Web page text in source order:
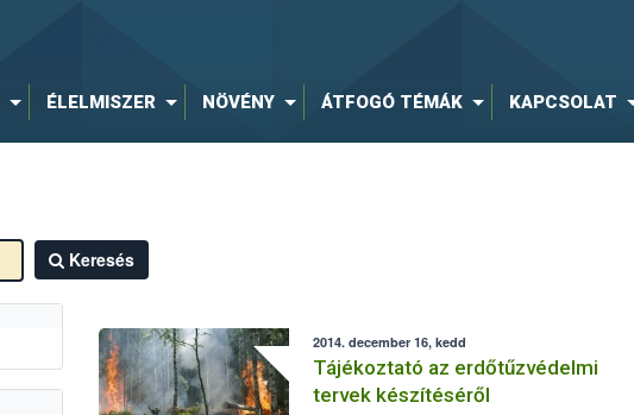
ÉLELMISZER NÖVÉNY ÁTFOGÓ TÉMÁK KAPCSOLAT
Keresés
2014. december 16, kedd
Tájékoztató az erdőtűzvédelmi
tervek készítéséről